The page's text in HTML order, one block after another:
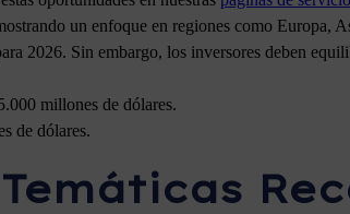
un enfoque en regiones como Europa,
2026. Sin embargo, los inversores deben
millones de dólares.
de dólares.